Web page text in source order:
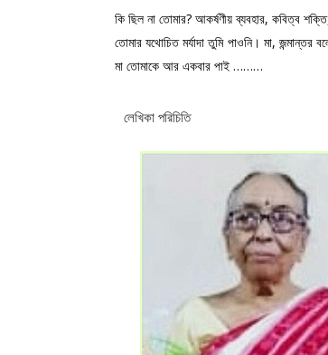
কি ছিল না তোমার? আকর্ষণীয় ব্যবহার, কবিত্ব
তোমার যথোচিত মর্যাদা তুমি পাওনি। মা, জন্মান্তর
মা তোমাকে আর একবার পাই ………
লেখিকা পরিচিতি